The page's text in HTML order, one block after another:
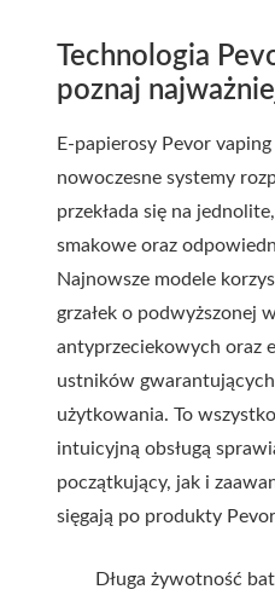
Technologia
poznaj
E-papierosy Pevor
nowoczesne systemy
przekłada się na
smakowe oraz
Najnowsze modele
grzałek o podwyższonej
antyprzeciekowych oraz
ustników
użytkowania. To
intuicyjną obsługą
początkujący, jak i
sięgają po produkty
Długa żywotność